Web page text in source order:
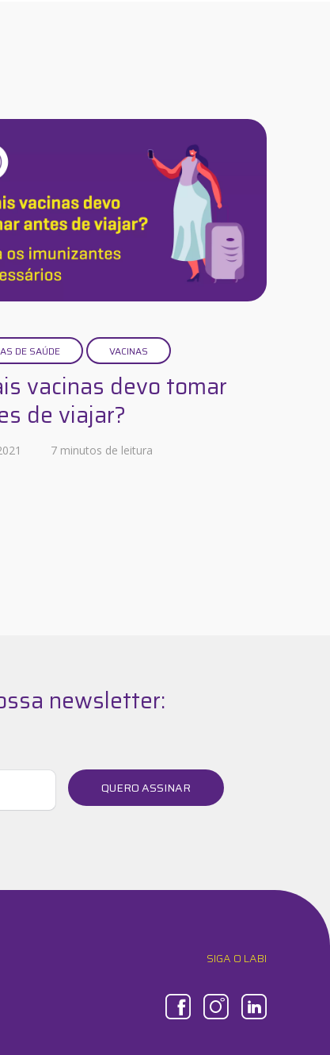
DE SAÚDE VACINAS
vacinas devo tomar
de viajar?
7 minutos de leitura
newsletter:
QUERO ASSINAR
SIGA O LABI